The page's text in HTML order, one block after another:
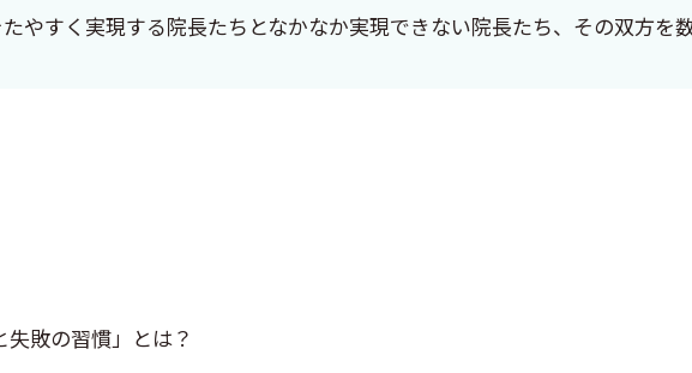
やすく実現する院長たちとなかなか実現できない院長たち、その双方を
敗の習慣」とは？